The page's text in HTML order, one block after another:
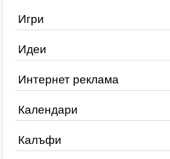
Игри
Идеи
Интернет реклама
Календари
Калъфи